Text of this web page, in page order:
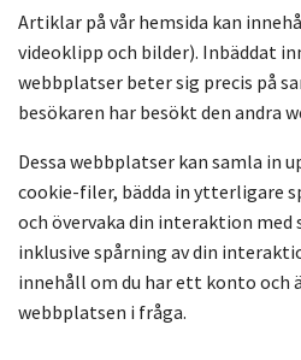
Artiklar på vår hemsida kan
videoklipp och bilder). Inbäddat
webbplatser beter sig precis på
besökaren har besökt den andra
Dessa webbplatser kan samla in
cookie-filer, bädda in ytterligare
och övervaka din interaktion med
inklusive spårning av din
innehåll om du har ett konto och
webbplatsen i fråga.